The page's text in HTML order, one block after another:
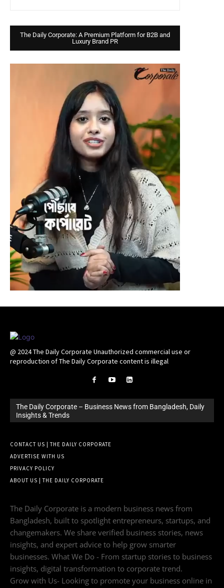
The Daily Corporate: A Premium Platform for B2B and
Luxury Brand PR
@ 2024 The Daily Corporate Unauthorized commercial use or
reproduction of The Daily Corporate content is illegal
The Daily Corporate – Business News from Bangladesh, Daily
Insights & Trends
CONTACT US | THE DAILY CORPORATE
ADVERTISE WITH US
PRIVACY POLICY
ABOUT US | THE DAILY CORPORATE
The Daily Corporate is a modern business news from
Bangladesh, built to spotlight entrepreneurs, startups, and
changemakers. We share verified business stories, news
insights, and expert advice to help grow smarter
businesses. What We Do - From startup stories to business
insights, digital transformation to corporate trend.
Grow with Us- Looking to promote your business online in